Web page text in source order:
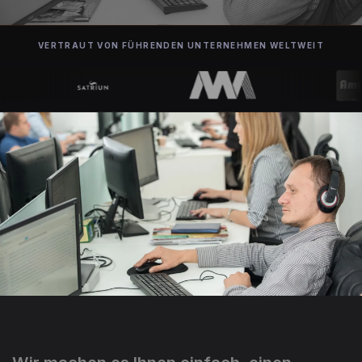
VERTRAUT VON FÜHRENDEN UNTERNEHMEN WELTWEIT